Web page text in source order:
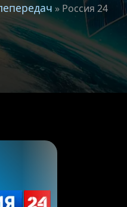
» Россия 24